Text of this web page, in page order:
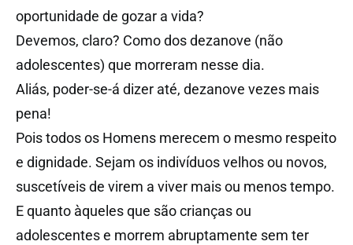
oportunidade de gozar a vida?
Devemos, claro? Como dos dezanove (não
adolescentes) que morreram nesse dia.
Aliás, poder-se-á dizer até, dezanove vezes mais
pena!
Pois todos os Homens merecem o mesmo respeito
e dignidade. Sejam os indivíduos velhos ou novos,
suscetíveis de virem a viver mais ou menos tempo.
E quanto àqueles que são crianças ou
adolescentes e morrem abruptamente sem ter